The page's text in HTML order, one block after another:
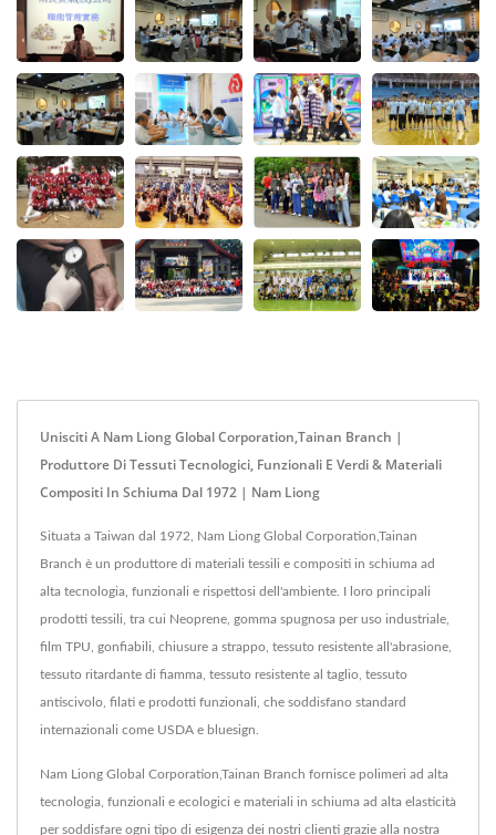
Unisciti A Nam Liong Global Corporation,Tainan Branch |
Produttore Di Tessuti Tecnologici, Funzionali E Verdi & Materiali
Compositi In Schiuma Dal 1972 | Nam Liong
Situata a Taiwan dal 1972, Nam Liong Global Corporation,Tainan
Branch è un produttore di materiali tessili e compositi in schiuma ad
alta tecnologia, funzionali e rispettosi dell'ambiente. I loro principali
prodotti tessili, tra cui Neoprene, gomma spugnosa per uso industriale,
film TPU, gonfiabili, chiusure a strappo, tessuto resistente all'abrasione,
tessuto ritardante di fiamma, tessuto resistente al taglio, tessuto
antiscivolo, filati e prodotti funzionali, che soddisfano standard
internazionali come USDA e bluesign.
Nam Liong Global Corporation,Tainan Branch fornisce polimeri ad alta
tecnologia, funzionali e ecologici e materiali in schiuma ad alta elasticità
per soddisfare ogni tipo di esigenza dei nostri clienti grazie alla nostra